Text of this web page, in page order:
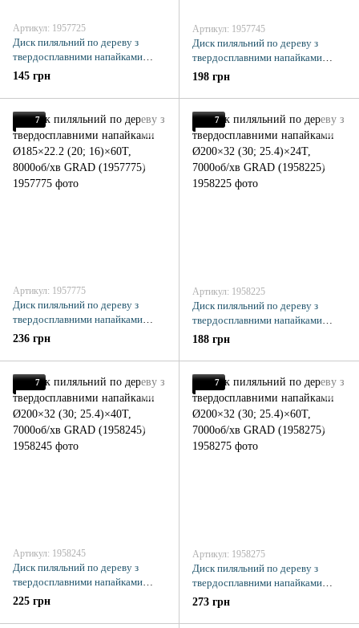
Артикул: 1957725
Диск пиляльний по дереву з
твердосплавними напайками
Ø185×22.2 (20; 16)×24Т, 8000об/
хв GRAD (1957725)
145 грн
Артикул: 1957745
Диск пиляльний по дереву з
твердосплавними напайками
Ø185×22.2 (20; 16)×40Т, 8000об/
хв GRAD (1957745)
198 грн
7
Артикул: 1957775
Диск пиляльний по дереву з
твердосплавними напайками
Ø185×22.2 (20; 16)×60Т, 8000об/
хв GRAD (1957775)
236 грн
7
Артикул: 1958225
Диск пиляльний по дереву з
твердосплавними напайками
Ø200×32 (30; 25.4)×24Т, 7000об/
хв GRAD (1958225)
188 грн
7
Артикул: 1958245
Диск пиляльний по дереву з
твердосплавними напайками
Ø200×32 (30; 25.4)×40Т, 7000об/
хв GRAD (1958245)
225 грн
7
Артикул: 1958275
Диск пиляльний по дереву з
твердосплавними напайками
Ø200×32 (30; 25.4)×60Т, 7000об/
хв GRAD (1958275)
273 грн